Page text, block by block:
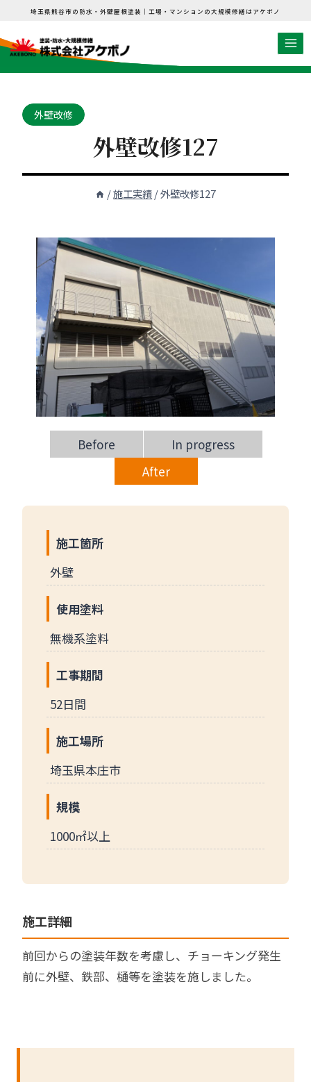
を
埼玉県熊谷市の防水・外壁屋根塗装｜工場・マンションの大規模修繕はアケボノ
外壁改修
外壁改修127
/施工実績/外壁改修127
Before
In progress
After
施工箇所
外壁
使用塗料
無機系塗料
工事期間
52日間
施工場所
埼玉県本庄市
規模
1000㎡以上
施工詳細
前回からの塗装年数を考慮し、チョーキング発生
前に外壁、鉄部、樋等を塗装を施しました。